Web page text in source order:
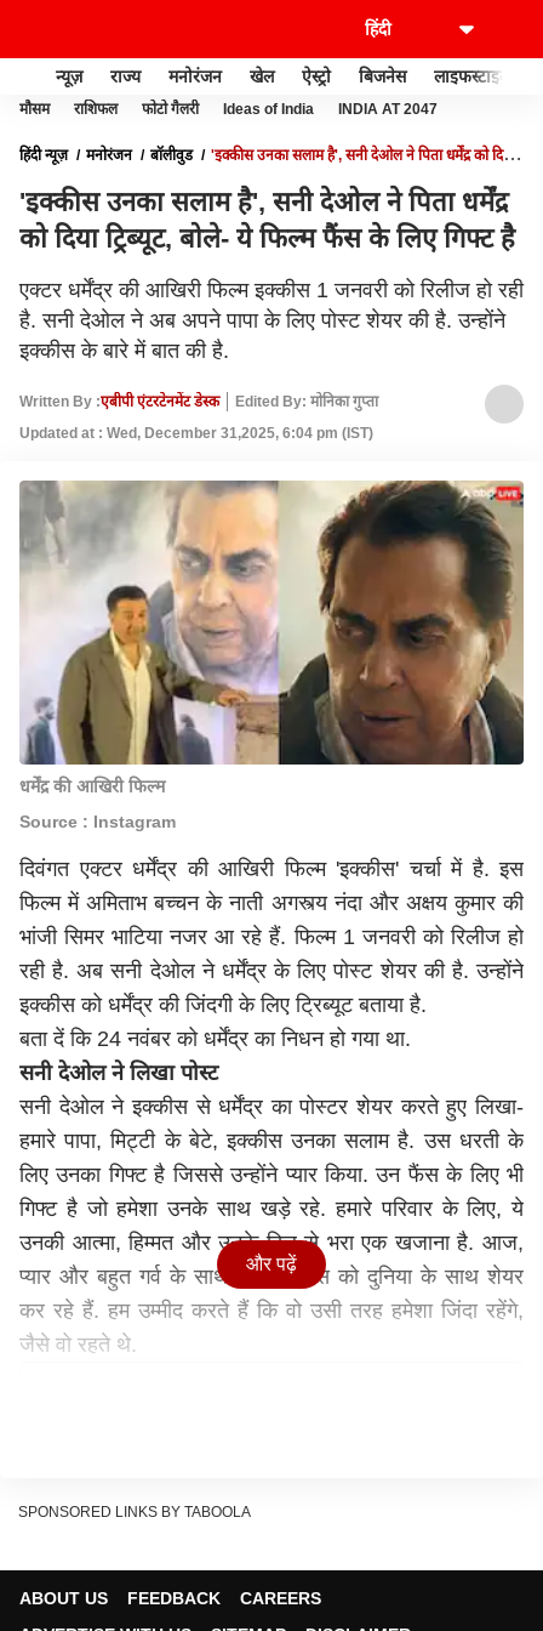
न्यूज़ राज्य मनोरंजन खेल ऐस्ट्रो बिजनेस लाइफस्टाइल
मौसम राशिफल फोटो गैलरी Ideas of India INDIA AT 2047
हिंदी न्यूज़ मनोरंजन बॉलीवुड
'इक्कीस उनका सलाम है', सनी देओल ने पिता धर्मेंद्र को दिया
'इक्कीस उनका सलाम है', सनी देओल ने पिता धर्मेंद्र
को दिया ट्रिब्यूट, बोले- ये फिल्म फैंस के लिए गिफ्ट है
एक्टर धर्मेंद्र की आखिरी फिल्म इक्कीस 1 जनवरी को रिलीज हो रही
है. सनी देओल ने अब अपने पापा के लिए पोस्ट शेयर की है. उन्होंने
इक्कीस के बारे में बात की है.
Written By :एबीपी एंटरटेनमेंट डेस्क
Edited By: मोनिका गुप्ता
Updated at : Wed, December 31,2025, 6:04 pm (IST)
धर्मेंद्र की आखिरी फिल्म
Source : Instagram
दिवंगत एक्टर धर्मेंद्र की आखिरी फिल्म 'इक्कीस' चर्चा में है. इस
फिल्म में अमिताभ बच्चन के नाती अगस्त्य नंदा और अक्षय कुमार की
भांजी सिमर भाटिया नजर आ रहे हैं. फिल्म 1 जनवरी को रिलीज हो
रही है. अब सनी देओल ने धर्मेंद्र के लिए पोस्ट शेयर की है. उन्होंने
इक्कीस को धर्मेंद्र की जिंदगी के लिए ट्रिब्यूट बताया है.
बता दें कि 24 नवंबर को धर्मेंद्र का निधन हो गया था.
सनी देओल ने लिखा पोस्ट
सनी देओल ने इक्कीस से धर्मेंद्र का पोस्टर शेयर करते हुए लिखा-
हमारे पापा, मिट्टी के बेटे, इक्कीस उनका सलाम है. उस धरती के
लिए उनका गिफ्ट है जिससे उन्होंने प्यार किया. उन फैंस के लिए भी
गिफ्ट है जो हमेशा उनके साथ खड़े रहे. हमारे परिवार के लिए, ये
उनकी आत्मा, हिम्मत और उनके दिल से भरा एक खजाना है. आज,
प्यार और बहुत गर्व के साथ, हम इक्कीस को दुनिया के साथ शेयर
कर रहे हैं. हम उम्मीद करते हैं कि वो उसी तरह हमेशा जिंदा रहेंगे,
जैसे वो रहते थे.
और पढ़ें
SPONSORED LINKS BY TABOOLA
ABOUT US FEEDBACK
CAREERS